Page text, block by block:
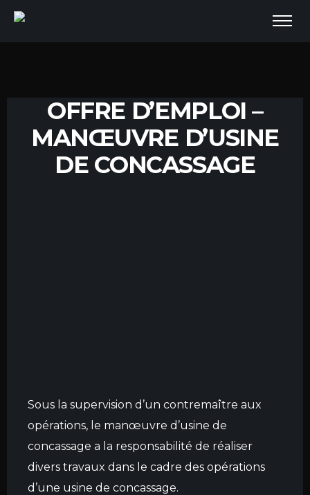
OFFRE D’EMPLOI –
MANŒUVRE D’USINE
DE CONCASSAGE
Sous la supervision d’un contremaître aux
opérations, le manœuvre d’usine de
concassage a la responsabilité de réaliser
divers travaux dans le cadre des opérations
d’une usine de concassage.